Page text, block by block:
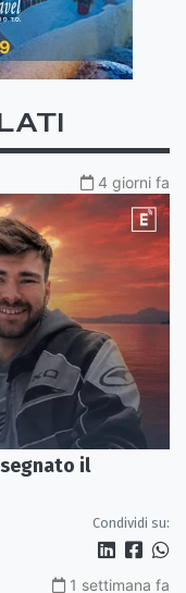
4 giorni fa
il
Condividi su:
1 settimana fa